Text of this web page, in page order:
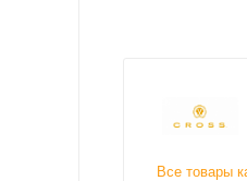
Все товары